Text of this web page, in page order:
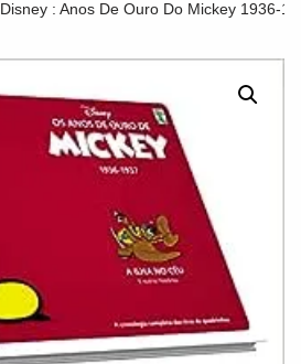
Disney : Anos De Ouro Do Mickey 1936-